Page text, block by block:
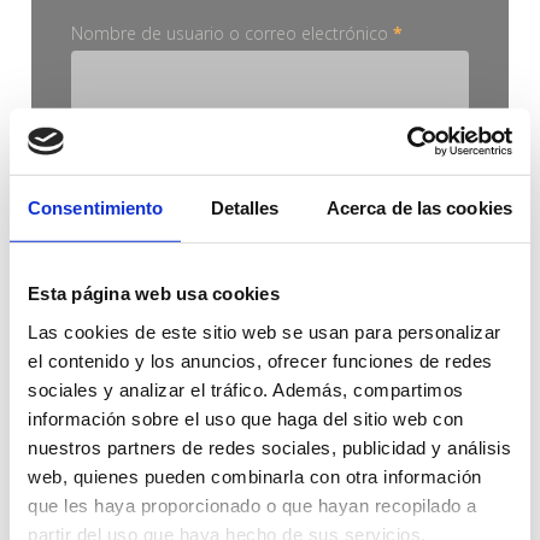
Consentimiento Detalles Acerca de las cookies
Esta página web usa cookies
Las cookies de este sitio web se usan para personalizar
el contenido y los anuncios, ofrecer funciones de redes
sociales y analizar el tráfico. Además, compartimos
información sobre el uso que haga del sitio web con
nuestros partners de redes sociales, publicidad y análisis
web, quienes pueden combinarla con otra información
que les haya proporcionado o que hayan recopilado a
partir del uso que haya hecho de sus servicios.
Nombre de usuario o correo electrónico*
¿Olvidaste la contraseña?